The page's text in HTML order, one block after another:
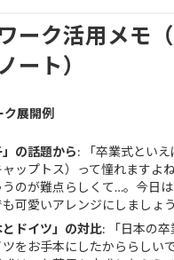
ーク活用メモ
ート）
展開例
」の話題から: 「卒業式とい
ャップトス）って憧れますよ
うのが難点らしくて…。今日
可愛いアレンジにしましょう
とドイツ」の対比: 「日本の
ツをお手本にしたかららしい